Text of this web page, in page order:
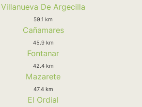
Villanueva De Argecilla
59.1 km
Cañamares
45.9 km
Fontanar
42.4 km
Mazarete
47.4 km
El Ordial